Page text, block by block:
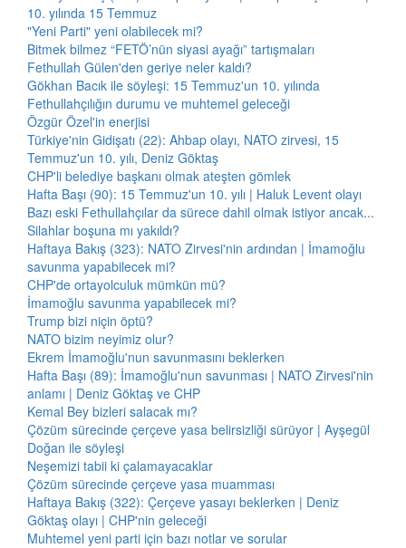
10. yılında 15 Temmuz
"Yeni Parti" yeni olabilecek mi?
Bitmek bilmez “FETÖ’nün siyasi ayağı” tartışmaları
Fethullah Gülen'den geriye neler kaldı?
Gökhan Bacık ile söyleşi: 15 Temmuz'un 10. yılında
Fethullahçılığın durumu ve muhtemel geleceği
Özgür Özel'in enerjisi
Türkiye'nin Gidişatı (22): Ahbap olayı, NATO zirvesi, 15
Temmuz'un 10. yılı, Deniz Göktaş
CHP'li belediye başkanı olmak ateşten gömlek
Hafta Başı (90): 15 Temmuz'un 10. yılı | Haluk Levent olayı
Bazı eski Fethullahçılar da sürece dahil olmak istiyor ancak...
Silahlar boşuna mı yakıldı?
Haftaya Bakış (323): NATO Zirvesi'nin ardından | İmamoğlu
savunma yapabilecek mi?
CHP'de ortayolculuk mümkün mü?
İmamoğlu savunma yapabilecek mi?
Trump bizi niçin öptü?
NATO bizim neyimiz olur?
Ekrem İmamoğlu'nun savunmasını beklerken
Hafta Başı (89): İmamoğlu'nun savunması | NATO Zirvesi'nin
anlamı | Deniz Göktaş ve CHP
Kemal Bey bizleri salacak mı?
Çözüm sürecinde çerçeve yasa belirsizliği sürüyor | Ayşegül
Doğan ile söyleşi
Neşemizi tabii ki çalamayacaklar
Çözüm sürecinde çerçeve yasa muamması
Haftaya Bakış (322): Çerçeve yasayı beklerken | Deniz
Göktaş olayı | CHP'nin geleceği
Muhtemel yeni parti için bazı notlar ve sorular